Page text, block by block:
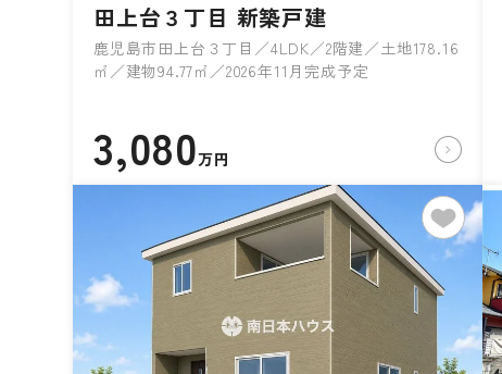
田上台３丁目 新築戸建
鹿児島市田上台３丁目／4LDK／2階建／土地178.16
㎡／建物94.77㎡／2026年11月完成予定
3,080万円